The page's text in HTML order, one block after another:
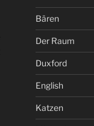
Bären
Der Raum
Duxford
English
Katzen